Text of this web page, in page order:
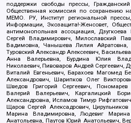
поддержки свободы прессы,
Общественная комиссия по сохранению
МЕМО. РУ, Институт региональной
Информации, Экозащита!-Женсовет,
антимонопольная ассоциация, Дзугкоева
Сергей Владимирович, Милославский
Вадимовна, Чанышева Лилия Айратовна,
Туровский Александр Алексеевич,
Анна Валерьевна, Бурдина Юлия
Николаевич, Пивоваров Андрей Сергеевич,
Виталий Евгеньевич, Барахоев Магомед
Александрович, Шарипков Олег
Шведов Григорий Сергеевич,
Валерий Валерьевич, Каргалицкий
Александровна, Исламов Тимур
Щаров Сергей Алексадрович,
Марина Владимировна, Людевиг Марина
Анатольевна, Паутов Юрий Анатольевич,